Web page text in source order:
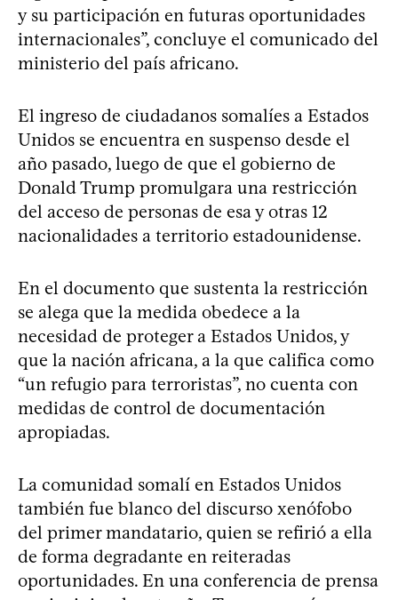
y su participación en futuras oportunidades
internacionales”, concluye el comunicado del
ministerio del país africano.
El ingreso de ciudadanos somalíes a Estados
Unidos se encuentra en suspenso desde el
año pasado, luego de que el gobierno de
Donald Trump promulgara una restricción
del acceso de personas de esa y otras 12
nacionalidades a territorio estadounidense.
En el documento que sustenta la restricción
se alega que la medida obedece a la
necesidad de proteger a Estados Unidos, y
que la nación africana, a la que califica como
“un refugio para terroristas”, no cuenta con
medidas de control de documentación
apropiadas.
La comunidad somalí en Estados Unidos
también fue blanco del discurso xenófobo
del primer mandatario, quien se refirió a ella
de forma degradante en reiteradas
oportunidades. En una conferencia de prensa